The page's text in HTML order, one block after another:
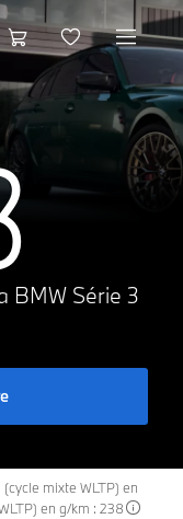
BMW Série 3
mixte WLTP) en
en g/km : 238